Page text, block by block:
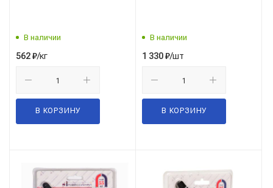
В наличии
562₽/кг
В КОРЗИНУ
В наличии
1 330₽/шт
В КОРЗИНУ